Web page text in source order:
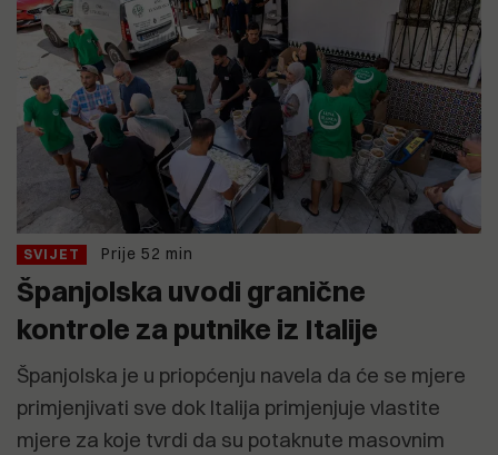
SVIJET Prije 52 min
Španjolska uvodi granične
kontrole za putnike iz Italije
Španjolska je u priopćenju navela da će se mjere
primjenjivati sve dok Italija primjenjuje vlastite
mjere za koje tvrdi da su potaknute masovnim